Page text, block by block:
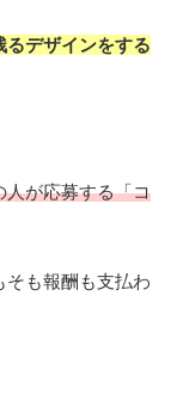
るデザインをする
人が応募する「コ
そも報酬も支払わ